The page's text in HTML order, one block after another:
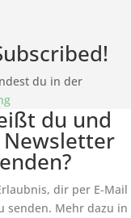
du in der
du und
dir per E-Mail
senden. Mehr dazu in